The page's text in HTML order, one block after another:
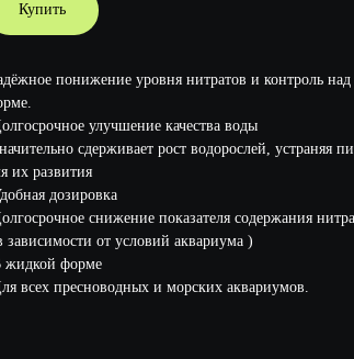
Купить
понижение уровня нитратов и контроль
улучшение качества воды
сдерживает рост водорослей, устраняя
их развития
дозировка
снижение показателя содержания
зависимости от условий аквариума )
жидкой форме
всех пресноводных и морских аквариумов.